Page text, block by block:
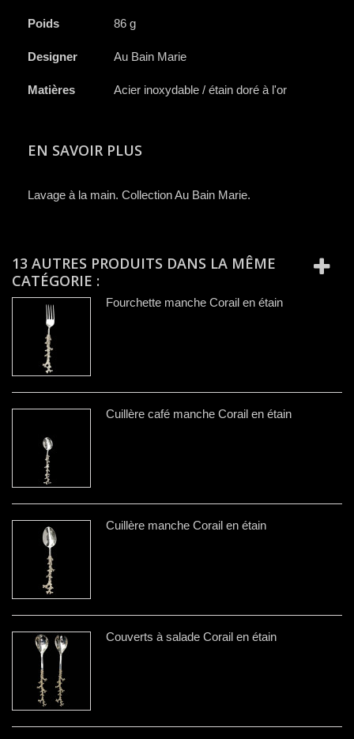
Poids 86 g
Designer Au Bain Marie
Matières Acier inoxydable / étain doré à l'or
EN SAVOIR PLUS
Lavage à la main. Collection Au Bain Marie.
13 AUTRES PRODUITS DANS LA MÊME
CATÉGORIE :
Fourchette manche Corail en étain
Cuillère café manche Corail en étain
Cuillère manche Corail en étain
Couverts à salade Corail en étain